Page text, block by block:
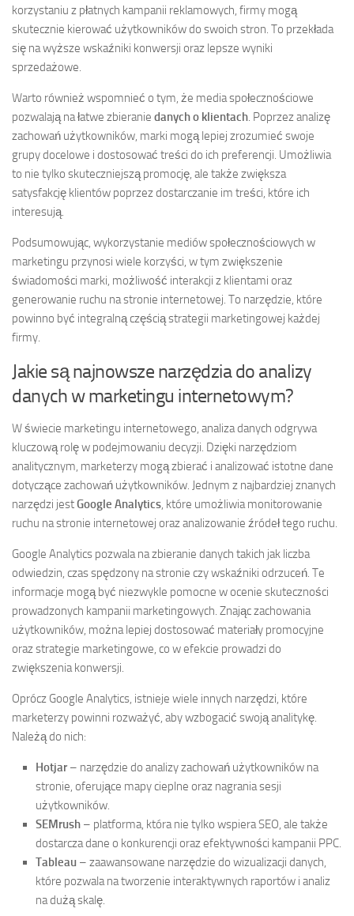
korzystaniu z płatnych kampanii reklamowych, firmy mogą
skutecznie kierować użytkowników do swoich stron. To przekłada
się na wyższe wskaźniki konwersji oraz lepsze wyniki
sprzedażowe.
Warto również wspomnieć o tym, że media społecznościowe
pozwalają na łatwe zbieranie danych o klientach. Poprzez analizę
zachowań użytkowników, marki mogą lepiej zrozumieć swoje
grupy docelowe i dostosować treści do ich preferencji. Umożliwia
to nie tylko skuteczniejszą promocję, ale także zwiększa
satysfakcję klientów poprzez dostarczanie im treści, które ich
interesują.
Podsumowując, wykorzystanie mediów społecznościowych w
marketingu przynosi wiele korzyści, w tym zwiększenie
świadomości marki, możliwość interakcji z klientami oraz
generowanie ruchu na stronie internetowej. To narzędzie, które
powinno być integralną częścią strategii marketingowej każdej
firmy.
Jakie są najnowsze narzędzia do analizy
danych w marketingu internetowym?
W świecie marketingu internetowego, analiza danych odgrywa
kluczową rolę w podejmowaniu decyzji. Dzięki narzędziom
analitycznym, marketerzy mogą zbierać i analizować istotne dane
dotyczące zachowań użytkowników. Jednym z najbardziej znanych
narzędzi jestGoogle Analytics, które umożliwia monitorowanie
ruchu na stronie internetowej oraz analizowanie źródeł tego ruchu.
Google Analytics pozwala na zbieranie danych takich jak liczba
odwiedzin, czas spędzony na stronie czy wskaźniki odrzuceń. Te
informacje mogą być niezwykle pomocne w ocenie skuteczności
prowadzonych kampanii marketingowych. Znając zachowania
użytkowników, można lepiej dostosować materiały promocyjne
oraz strategie marketingowe, co w efekcie prowadzi do
zwiększenia konwersji.
Oprócz Google Analytics, istnieje wiele innych narzędzi, które
marketerzy powinni rozważyć, aby wzbogacić swoją analitykę.
Należą do nich:
Hotjar– narzędzie do analizy zachowań użytkowników na
stronie, oferujące mapy cieplne oraz nagrania sesji
użytkowników.
SEMrush – platforma, która nie tylko wspiera SEO, ale także
dostarcza dane o konkurencji oraz efektywności kampanii PPC.
Tableau – zaawansowane narzędzie do wizualizacji danych,
które pozwala na tworzenie interaktywnych raportów i analiz
na dużą skalę.